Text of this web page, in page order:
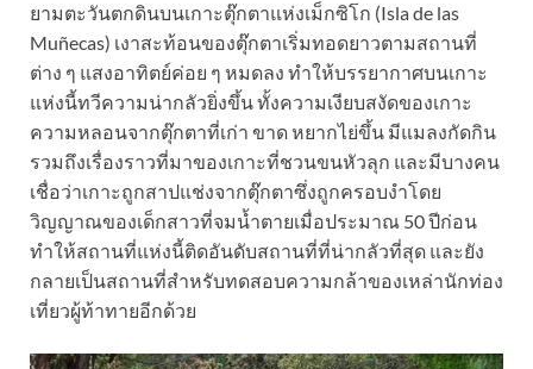
ยามตะวันตกดินบนเกาะตุ๊กตาแห่งเม็กซิโก (Isla de las
Muñecas) เงาสะท้อนของตุ๊กตาเริ่มทอดยาวตามสถานที่
ต่าง ๆ แสงอาทิตย์ค่อย ๆ หมดลง ทำให้บรรยากาศบนเกาะ
แห่งนี้ทวีความน่ากลัวยิ่งขึ้น ทั้งความเงียบสงัดของเกาะ
ความหลอนจากตุ๊กตาที่เก่า ขาด หยากไย่ขึ้น มีแมลงกัดกิน
รวมถึงเรื่องราวที่มาของเกาะที่ชวนขนหัวลุก และมีบางคน
เชื่อว่าเกาะถูกสาปแช่งจากตุ๊กตาซึ่งถูกครอบงำโดย
วิญญาณของเด็กสาวที่จมน้ำตายเมื่อประมาณ 50 ปีก่อน
ทำให้สถานที่แห่งนี้ติดอันดับสถานที่ที่น่ากลัวที่สุด และยัง
กลายเป็นสถานที่สำหรับทดสอบความกล้าของเหล่านักท่อง
เที่ยวผู้ท้าทายอีกด้วย